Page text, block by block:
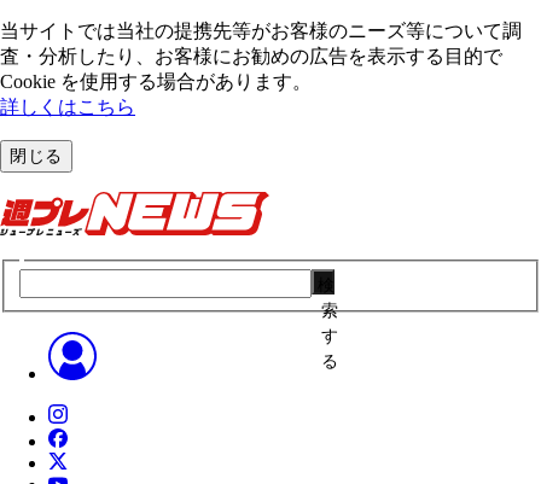
当サイトでは当社の提携先等がお客様のニーズ等について調
査・分析したり、お客様にお勧めの広告を表⽰する⽬的で
Cookie を使⽤する場合があります。
詳しくはこちら
閉じる
索
す
る